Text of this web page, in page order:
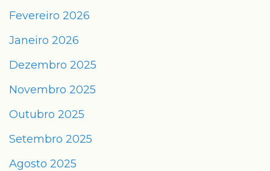
Fevereiro 2026
Janeiro 2026
Dezembro 2025
Novembro 2025
Outubro 2025
Setembro 2025
Agosto 2025